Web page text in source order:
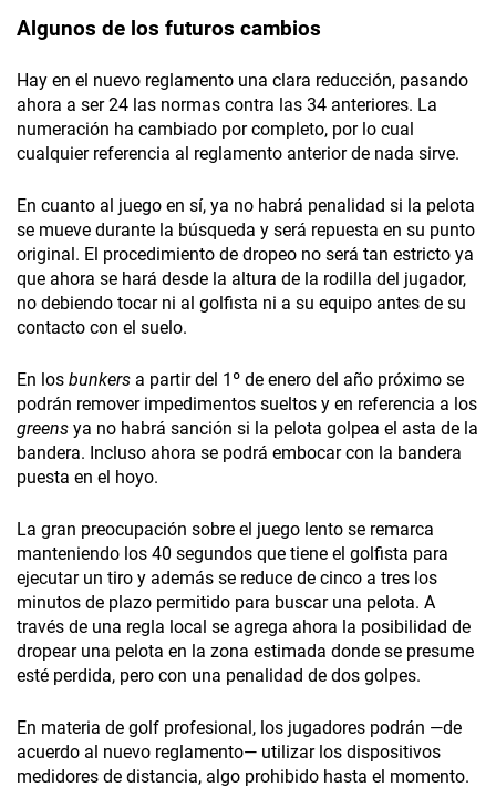
Algunos de los futuros cambios
Hay en el nuevo reglamento una clara reducción, pasando
ahora a ser 24 las normas contra las 34 anteriores. La
numeración ha cambiado por completo, por lo cual
cualquier referencia al reglamento anterior de nada sirve.
En cuanto al juego en sí, ya no habrá penalidad si la pelota
se mueve durante la búsqueda y será repuesta en su punto
original. El procedimiento de dropeo no será tan estricto ya
que ahora se hará desde la altura de la rodilla del jugador,
no debiendo tocar ni al golfista ni a su equipo antes de su
contacto con el suelo.
En los bunkers a partir del 1º de enero del año próximo se
podrán remover impedimentos sueltos y en referencia a los
greens ya no habrá sanción si la pelota golpea el asta de la
bandera. Incluso ahora se podrá embocar con la bandera
puesta en el hoyo.
La gran preocupación sobre el juego lento se remarca
manteniendo los 40 segundos que tiene el golfista para
ejecutar un tiro y además se reduce de cinco a tres los
minutos de plazo permitido para buscar una pelota. A
través de una regla local se agrega ahora la posibilidad de
dropear una pelota en la zona estimada donde se presume
esté perdida, pero con una penalidad de dos golpes.
En materia de golf profesional, los jugadores podrán —de
acuerdo al nuevo reglamento— utilizar los dispositivos
medidores de distancia, algo prohibido hasta el momento.